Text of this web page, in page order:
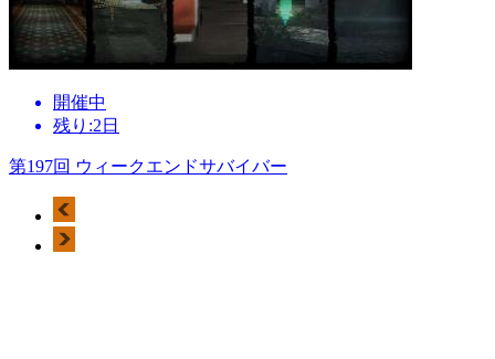
開催中
残り:2日
第197回 ウィークエンドサバイバー